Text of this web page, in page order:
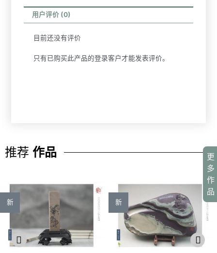
更
多
作
品
用户评价 (0)
目前还没有评价
只有已购买此产品的登录客户才能发表评价。
推荐 作品
新 新